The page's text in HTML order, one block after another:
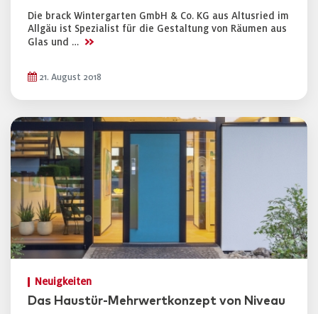
Die brack Wintergarten GmbH & Co. KG aus Altusried im
Allgäu ist Spezialist für die Gestaltung von Räumen aus
Glas und … >>
21. August 2018
Neuigkeiten
Das Haustür-Mehrwertkonzept von Niveau